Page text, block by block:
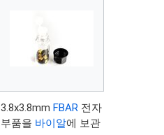
3.8x3.8mmFBAR 전자
부품을 바이알에 보관